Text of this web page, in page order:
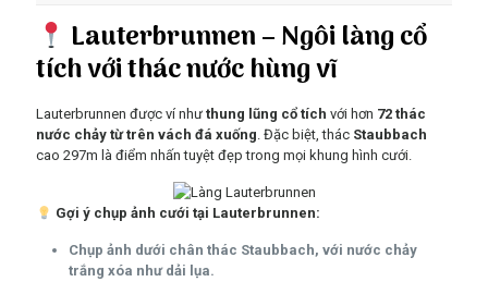
Lauterbrunnen – Ngôi làng cổ
tích với thác nước hùng vĩ
Lauterbrunnen được ví như thung lũng cổ tích với hơn 72 thác
nước chảy từ trên vách đá xuống. Đặc biệt, thác Staubbach
cao 297m là điểm nhấn tuyệt đẹp trong mọi khung hình cưới.
Gợi ý chụp ảnh cưới tại Lauterbrunnen:
Chụp ảnh dưới chân thác Staubbach, với nước chảy
trắng xóa như dải lụa.